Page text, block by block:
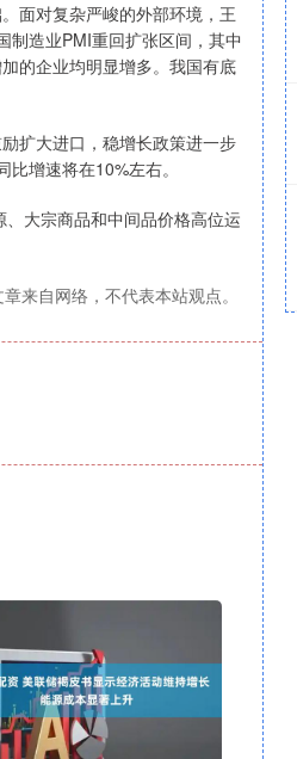
面对复杂严峻的外部环境，王
制造业PMI重回扩张区间，其中
的企业均明显增多。我国有底
扩大进口，稳增长政策进一步
增速将在10%左右。
大宗商品和中间品价格高位运
来自网络，不代表本站观点。